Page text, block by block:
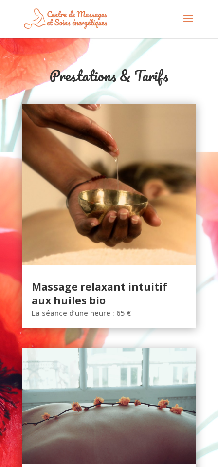
Prestations & Tarifs
Massage relaxant intuitif
aux huiles bio
La séance d’une heure : 65 €